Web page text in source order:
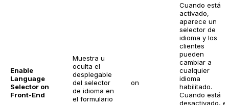
Enable
Language
Selector on
Front-End
Muestra u
oculta el
desplegable
del selector
de idioma en
el formulario
on
Cuando está
activado,
aparece un
selector de
idioma y los
clientes
pueden
cambiar a
cualquier
idioma
habilitado.
Cuando está
desactivado, el